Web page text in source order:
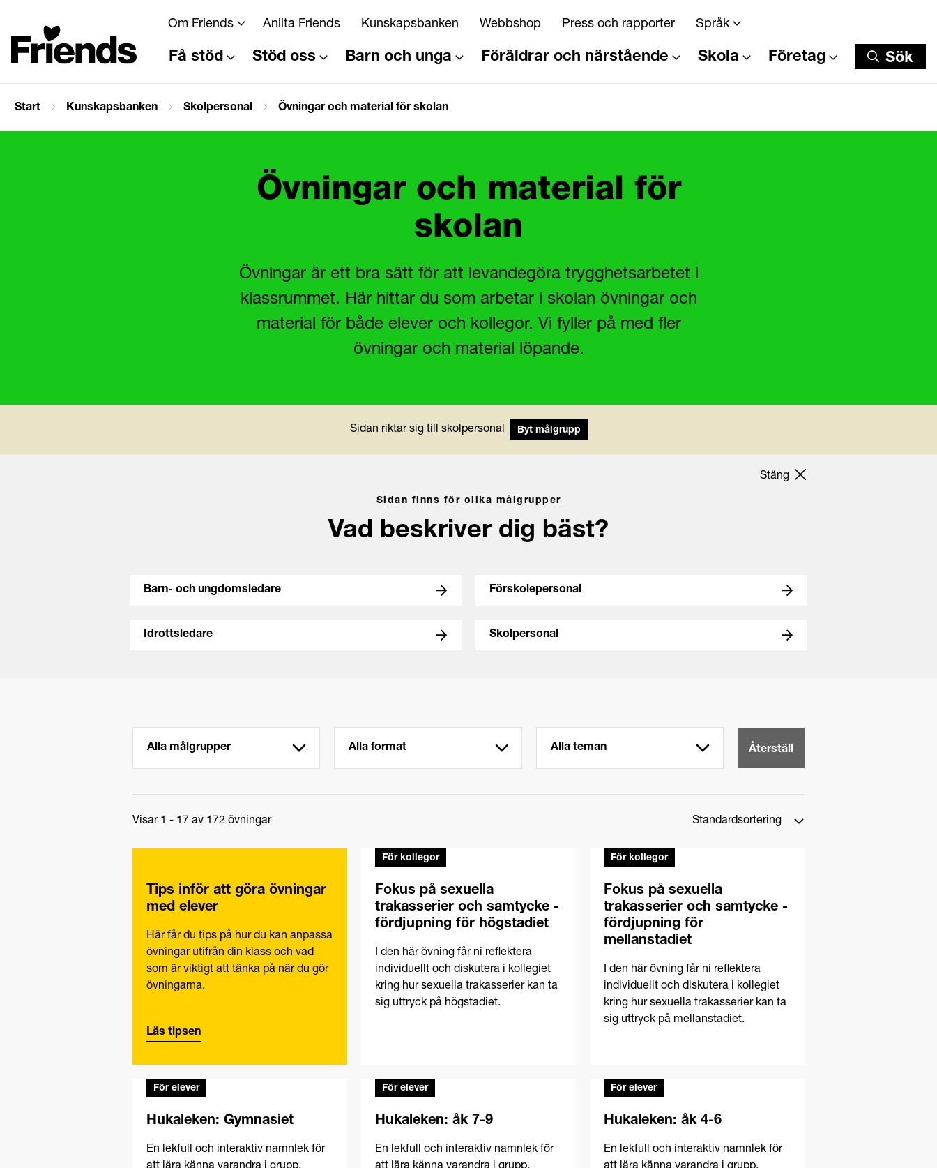
Om Friends Anlita Friends Kunskapsbanken Webbshop Press och rapporter Språk
Få stöd Stöd oss Barn och unga Föräldrar och närstående Skola Företag Sök
Sök
Start Kunskapsbanken Skolpersonal Övningar och material för skolan
Övningar och material för
skolan
Övningar är ett bra sätt för att levandegöra trygghetsarbetet i
klassrummet. Här hittar du som arbetar i skolan övningar och
material för både elever och kollegor. Vi fyller på med fler
övningar och material löpande.
Sidan riktar sig till skolpersonal Byt målgrupp
Stäng
Sidan finns för olika målgrupper
Vad beskriver dig bäst?
Barn- och ungdomsledare Förskolepersonal
Idrottsledare Skolpersonal
Återställ
Visar 1 - 17 av 172 övningar
Tips inför att göra övningar
med elever
Här får du tips på hur du kan anpassa
övningar utifrån din klass och vad
som är viktigt att tänka på när du gör
övningarna.
Läs tipsen
För kollegor
Fokus på sexuella
trakasserier och samtycke -
fördjupning för högstadiet
I den här övning får ni reflektera
individuellt och diskutera i kollegiet
kring hur sexuella trakasserier kan ta
sig uttryck på högstadiet.
För kollegor
Fokus på sexuella
trakasserier och samtycke -
fördjupning för
mellanstadiet
I den här övning får ni reflektera
individuellt och diskutera i kollegiet
kring hur sexuella trakasserier kan ta
sig uttryck på mellanstadiet.
För elever
Hukaleken: Gymnasiet
En lekfull och interaktiv namnlek för
För elever
Hukaleken: åk 7-9
En lekfull och interaktiv namnlek för
För elever
Hukaleken: åk 4-6
En lekfull och interaktiv namnlek för